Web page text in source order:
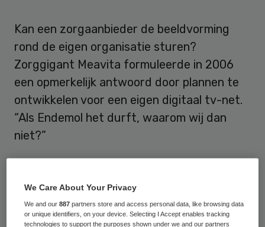
Kan een zorgaanbieder de beeldvorming
rond de eigen organisatie sturen?
Zorggigant Meavita formuleerde in 2006
een opmerkelijk antwoord door plannen te
ontwikkelen voor een eigen digitaal tv-net.
“Als Endemol het durft, waarom wij dan
niet?”
door: Philip van de Poel
“In de media kan je bijna elke dag lezen dat
We Care About Your Privacy
We and our887 partners store and access personal data, like browsing data
or unique identifiers, on your device. Selecting I Accept enables tracking
technologies to support the purposes shown under we and our partners